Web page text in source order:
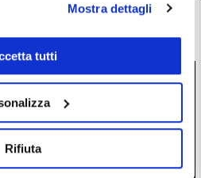
Mostra dettagli
tutti
Rifiuta
investimenti dopo hack